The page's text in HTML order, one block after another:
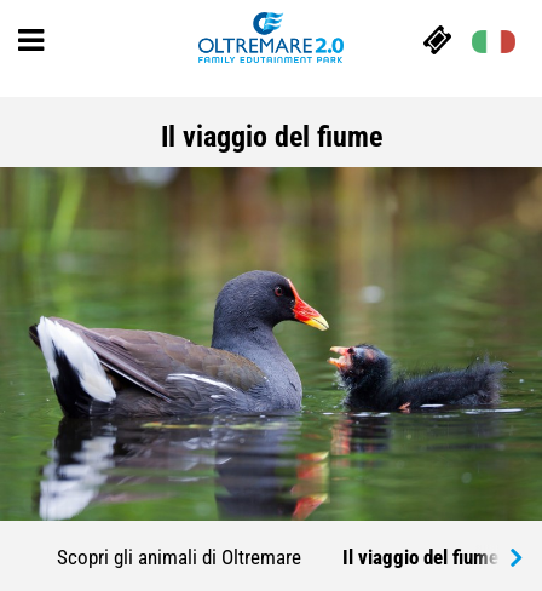
Il viaggio del fiume
Scopri gli animali di Oltremare Il viaggio del fiume